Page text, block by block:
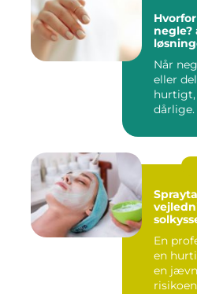
negle?
Når
eller
hurtigt,
dårlige.
En
en
en